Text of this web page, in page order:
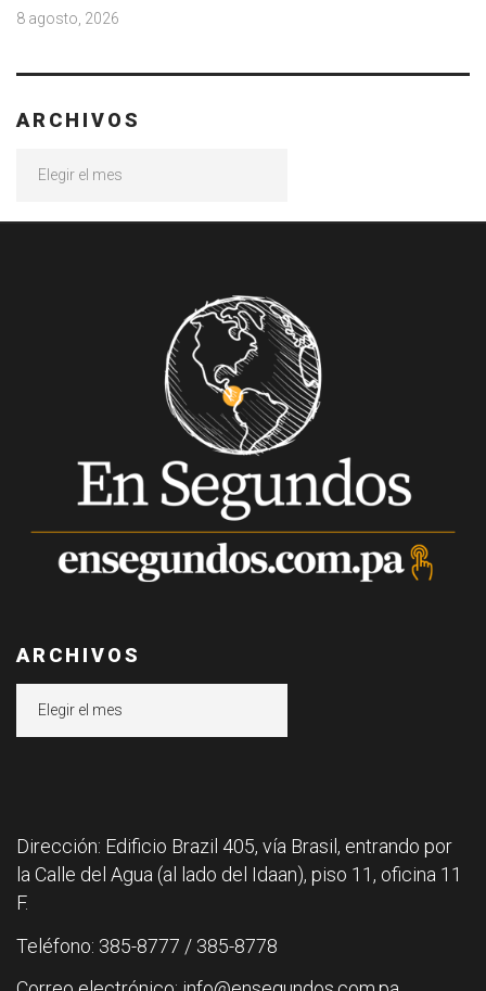
8 agosto, 2026
ARCHIVOS
ARCHIVOS
Dirección: Edificio Brazil 405, vía Brasil, entrando por
la Calle del Agua (al lado del Idaan), piso 11, oficina 11
F.
Teléfono: 385-8777 / 385-8778